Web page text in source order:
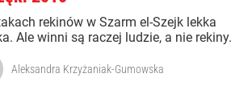
rekinów w Szarm el-Szejk lekka
Ale winni są raczej ludzie, a nie rekiny.
Aleksandra Krzyżaniak-Gumowska